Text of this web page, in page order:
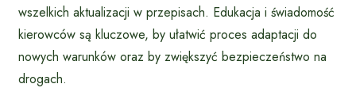
wszelkich aktualizacji w przepisach. Edukacja i świadomość
kierowców są kluczowe, by ułatwić proces adaptacji do
nowych warunków oraz by zwiększyć bezpieczeństwo na
drogach.